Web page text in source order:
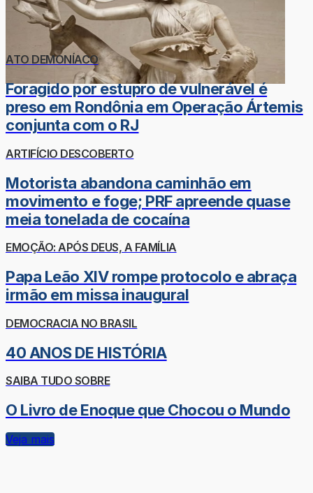
ATO DEMONÍACO
Foragido por estupro de vulnerável é
preso em Rondônia em Operação Ártemis
conjunta com o RJ
ARTIFÍCIO DESCOBERTO
Motorista abandona caminhão em
movimento e foge; PRF apreende quase
meia tonelada de cocaína
EMOÇÃO: APÓS DEUS, A FAMÍLIA
Papa Leão XIV rompe protocolo e abraça
irmão em missa inaugural
DEMOCRACIA NO BRASIL
40 ANOS DE HISTÓRIA
SAIBA TUDO SOBRE
O Livro de Enoque que Chocou o Mundo
Veja mais